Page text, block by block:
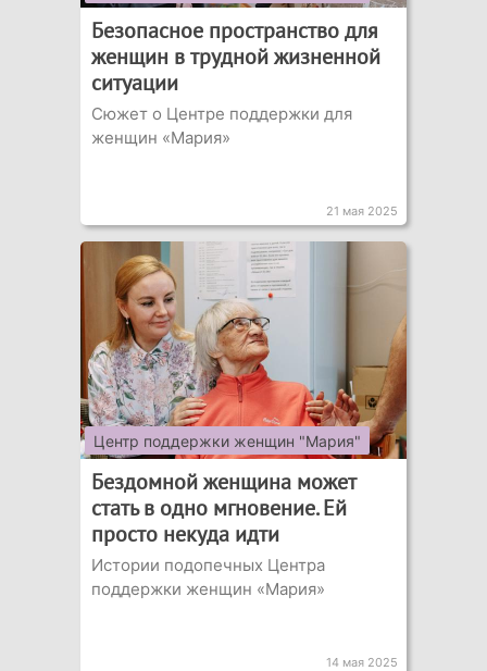
Безопасное пространство для
женщин в трудной жизненной
ситуации
Сюжет о Центре поддержки для
женщин «Мария»
21 мая 2025
Центр поддержки женщин "Мария"
Бездомной женщина может
стать в одно мгновение. Ей
просто некуда идти
Истории подопечных Центра
поддержки женщин «Мария»
14 мая 2025